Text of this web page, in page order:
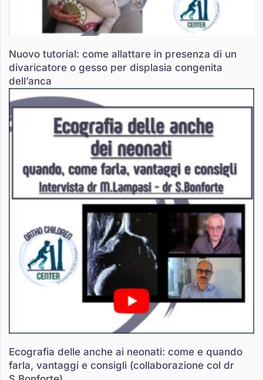
Nuovo tutorial: come allattare in presenza di un
divaricatore o gesso per displasia congenita
dell’anca
Ecografia delle anche ai neonati: come e quando
farla, vantaggi e consigli (collaborazione col dr